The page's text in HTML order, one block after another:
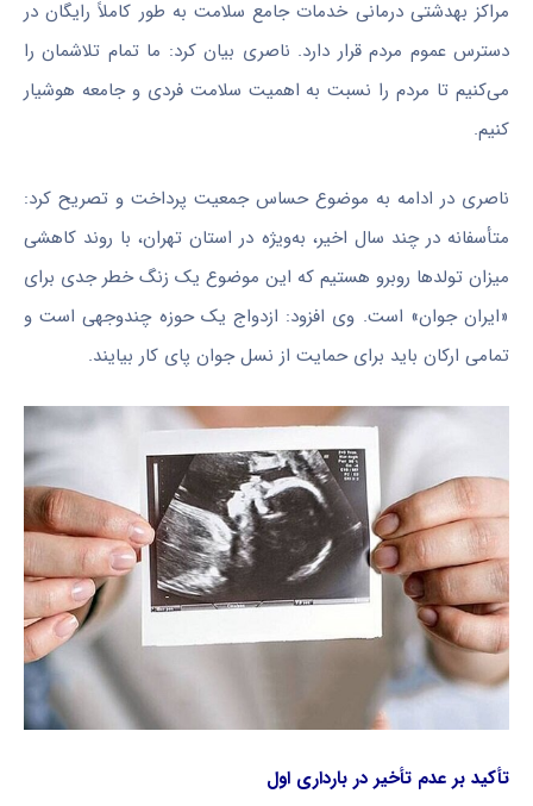
مراکز بهدشتی درمانی خدمات جامع سلامت به طور کاملاً رایگان در
دسترس عموم مردم قرار دارد. ناصری بیان کرد: ما تمام تلاشمان را
می‌کنیم تا مردم را نسبت به اهمیت سلامت فردی و جامعه هوشیار
کنیم.
ناصری در ادامه به موضوع حساس جمعیت پرداخت و تصریح کرد:
متأسفانه در چند سال اخیر، به‌ویژه در استان تهران، با روند کاهشی
میزان تولدها روبرو هستیم که این موضوع یک زنگ خطر جدی برای
«ایران جوان» است. وی افزود: ازدواج یک حوزه چندوجهی است و
تمامی ارکان باید برای حمایت از نسل جوان پای کار بیایند.
تأکید بر عدم تأخیر در بارداری اول